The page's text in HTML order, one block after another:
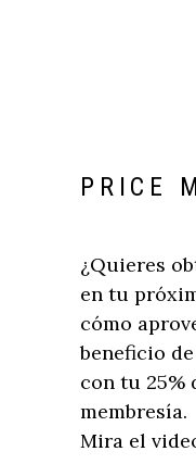
PRICE
¿Quieres
en tu
cómo
beneficio
con tu 25%
membresía.
Mira el